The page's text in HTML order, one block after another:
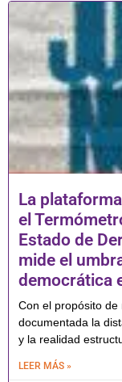
La
el
Estado de
mide el
democrática
Con el propósito de
documentada la
y la realidad
LEER MÁS »